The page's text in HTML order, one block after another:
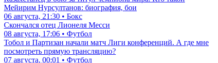
Мейирим Нурсултанов: биография, бои
06 августа, 21:30 • Бокс
Скончался отец Лионеля Месси
08 августа, 17:06 • Футбол
Тобол и Партизан начали матч Лиги конференций. А где мне
посмотреть прямую трансляцию?
07 августа, 00:01 • Футбол